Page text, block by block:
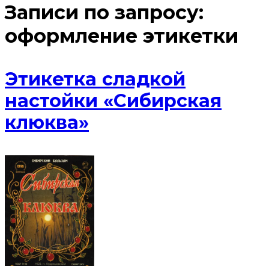
Записи по запросу:
оформление этикетки
Этикетка сладкой
настойки «Сибирская
клюква»